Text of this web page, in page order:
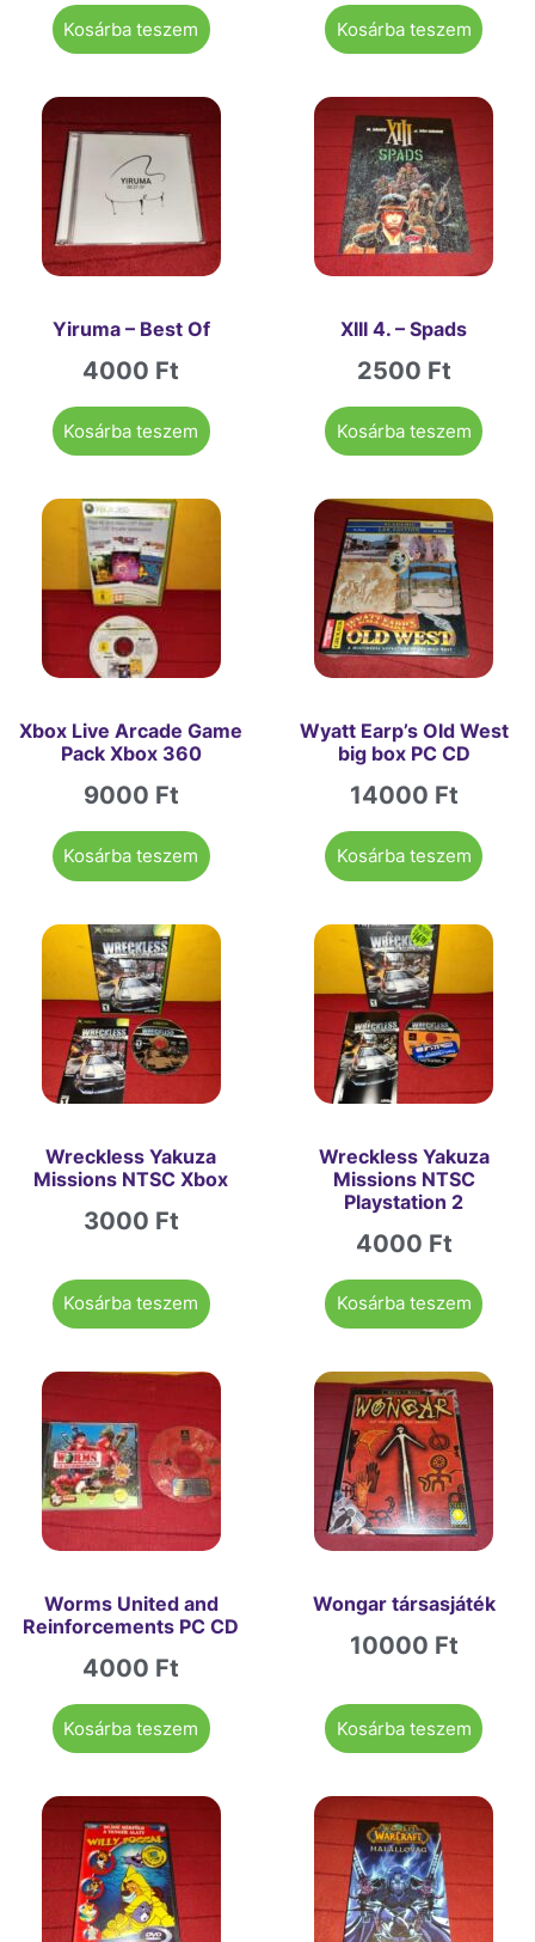
Kosárba teszem Kosárba teszem
Yiruma – Best Of
4000 Ft
Kosárba teszem
XIII 4. – Spads
2500 Ft
Kosárba teszem
Xbox Live Arcade Game
Pack Xbox 360
9000 Ft
Kosárba teszem
Wyatt Earp’s Old West
big box PC CD
14000 Ft
Kosárba teszem
Wreckless Yakuza
Missions NTSC Xbox
3000 Ft
Kosárba teszem
Wreckless Yakuza
Missions NTSC
Playstation 2
4000 Ft
Kosárba teszem
Worms United and
Reinforcements PC CD
4000 Ft
Kosárba teszem
Wongar társasjáték
10000 Ft
Kosárba teszem